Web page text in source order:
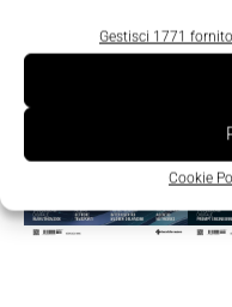
Gestisci 1771
Cookie